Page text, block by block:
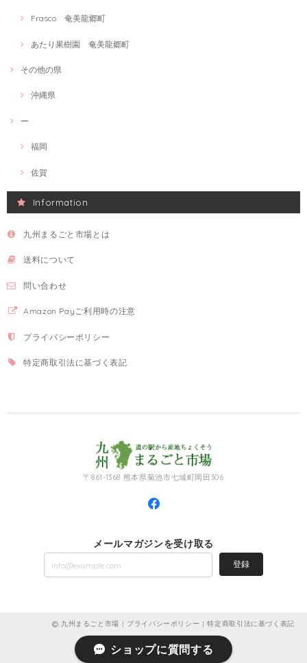
Frasco 奄美龍郷町
あたり果樹園 奄美龍郷町
その他の県
沖縄県
ー
福岡
佐賀
Information
九州まるごと市場とは
送料について
問い合わせ
Amazon Payご利用時の注意
プライバシーポリシー
特定商取引法に基づく表記
〒861-1368 熊本県菊池市七城町岡田306
メールマガジンを受け取る
登録
九州まるごと市場 | プライバシーポリシー |特定商取引法に基づく表記
ショップに質問する